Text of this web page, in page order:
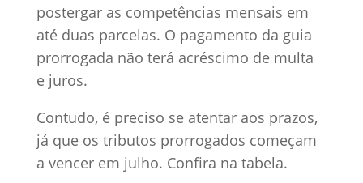
postergar as competências mensais em
até duas parcelas. O pagamento da guia
prorrogada não terá acréscimo de multa
e juros.
Contudo, é preciso se atentar aos prazos,
já que os tributos prorrogados começam
a vencer em julho. Confira na tabela.